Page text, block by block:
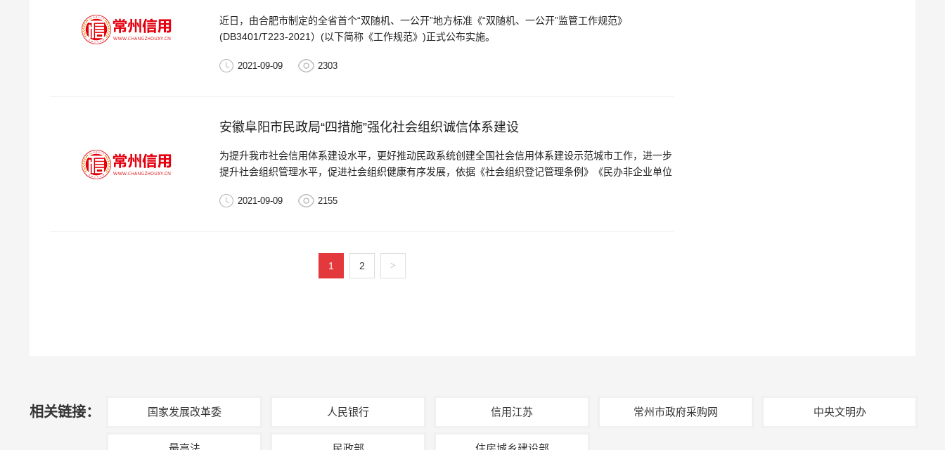
近日，由合肥市制定的全省首个“双随机、一公开”地方标准《“双随机、一公开”监管工作规范》
(DB3401/T223-2021）(以下简称《工作规范》)正式公布实施。
2021-09-09 2303
安徽阜阳市民政局“四措施”强化社会组织诚信体系建设
为提升我市社会信用体系建设水平，更好推动民政系统创建全国社会信用体系建设示范城市工作，进一步
提升社会组织管理水平，促进社会组织健康有序发展，依据《社会组织登记管理条例》《民办非企业单位
2021-09-09 2155
1 2 >
相关链接： 国家发展改革委 人民银行 信用江苏 常州市政府采购网 中央文明办